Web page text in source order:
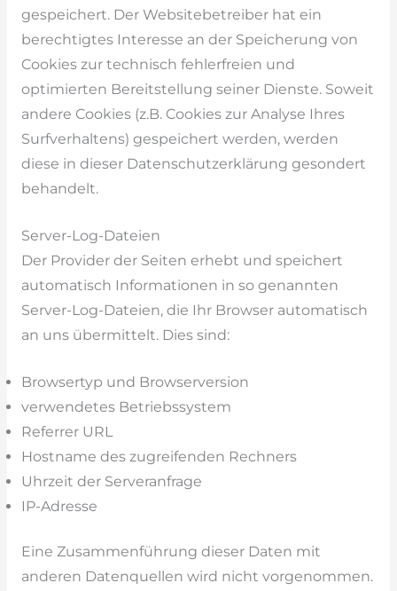
gespeichert. Der Websitebetreiber hat ein
berechtigtes Interesse an der Speicherung von
Cookies zur technisch fehlerfreien und
optimierten Bereitstellung seiner Dienste. Soweit
andere Cookies (z.B. Cookies zur Analyse Ihres
Surfverhaltens) gespeichert werden, werden
diese in dieser Datenschutzerklärung gesondert
behandelt.
Server-Log-Dateien
Der Provider der Seiten erhebt und speichert
automatisch Informationen in so genannten
Server-Log-Dateien, die Ihr Browser automatisch
an uns übermittelt. Dies sind:
Browsertyp und Browserversion
verwendetes Betriebssystem
Referrer URL
Hostname des zugreifenden Rechners
Uhrzeit der Serveranfrage
IP-Adresse
Eine Zusammenführung dieser Daten mit
anderen Datenquellen wird nicht vorgenommen.